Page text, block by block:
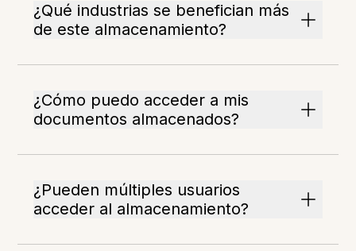
¿Qué industrias se benefician más
de este almacenamiento?
¿Cómo puedo acceder a mis
documentos almacenados?
¿Pueden múltiples usuarios
acceder al almacenamiento?